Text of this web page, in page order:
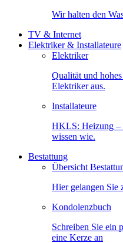
Wir halten den
TV & Internet
Elektriker & Installateure
Elektriker
Qualität und
Elektriker aus.
Installateure
HKLS: Heizung –
wissen wie.
Bestattung
Übersicht
Hier gelangen Sie
Kondolenzbuch
Schreiben Sie ein
eine Kerze an